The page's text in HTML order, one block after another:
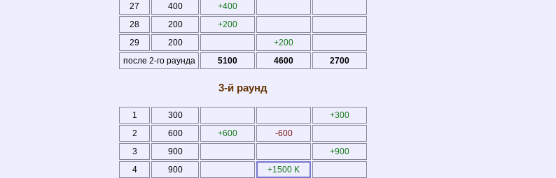
27
400
+400
28
200
+200
29
200
+200
после 2-го раунда
5100 4600 2700
3-й раунд
1 300
+300
2
600 +600
-600
3
900
+900
4
900
+1500 K